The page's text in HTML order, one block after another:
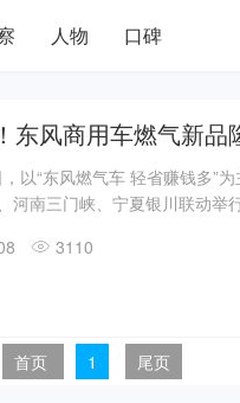
人物 口碑
东风商用车燃气新品
以“东风燃气车 轻省赚钱多”
河南三门峡、宁夏银川联动举
3110
首页 1 尾页